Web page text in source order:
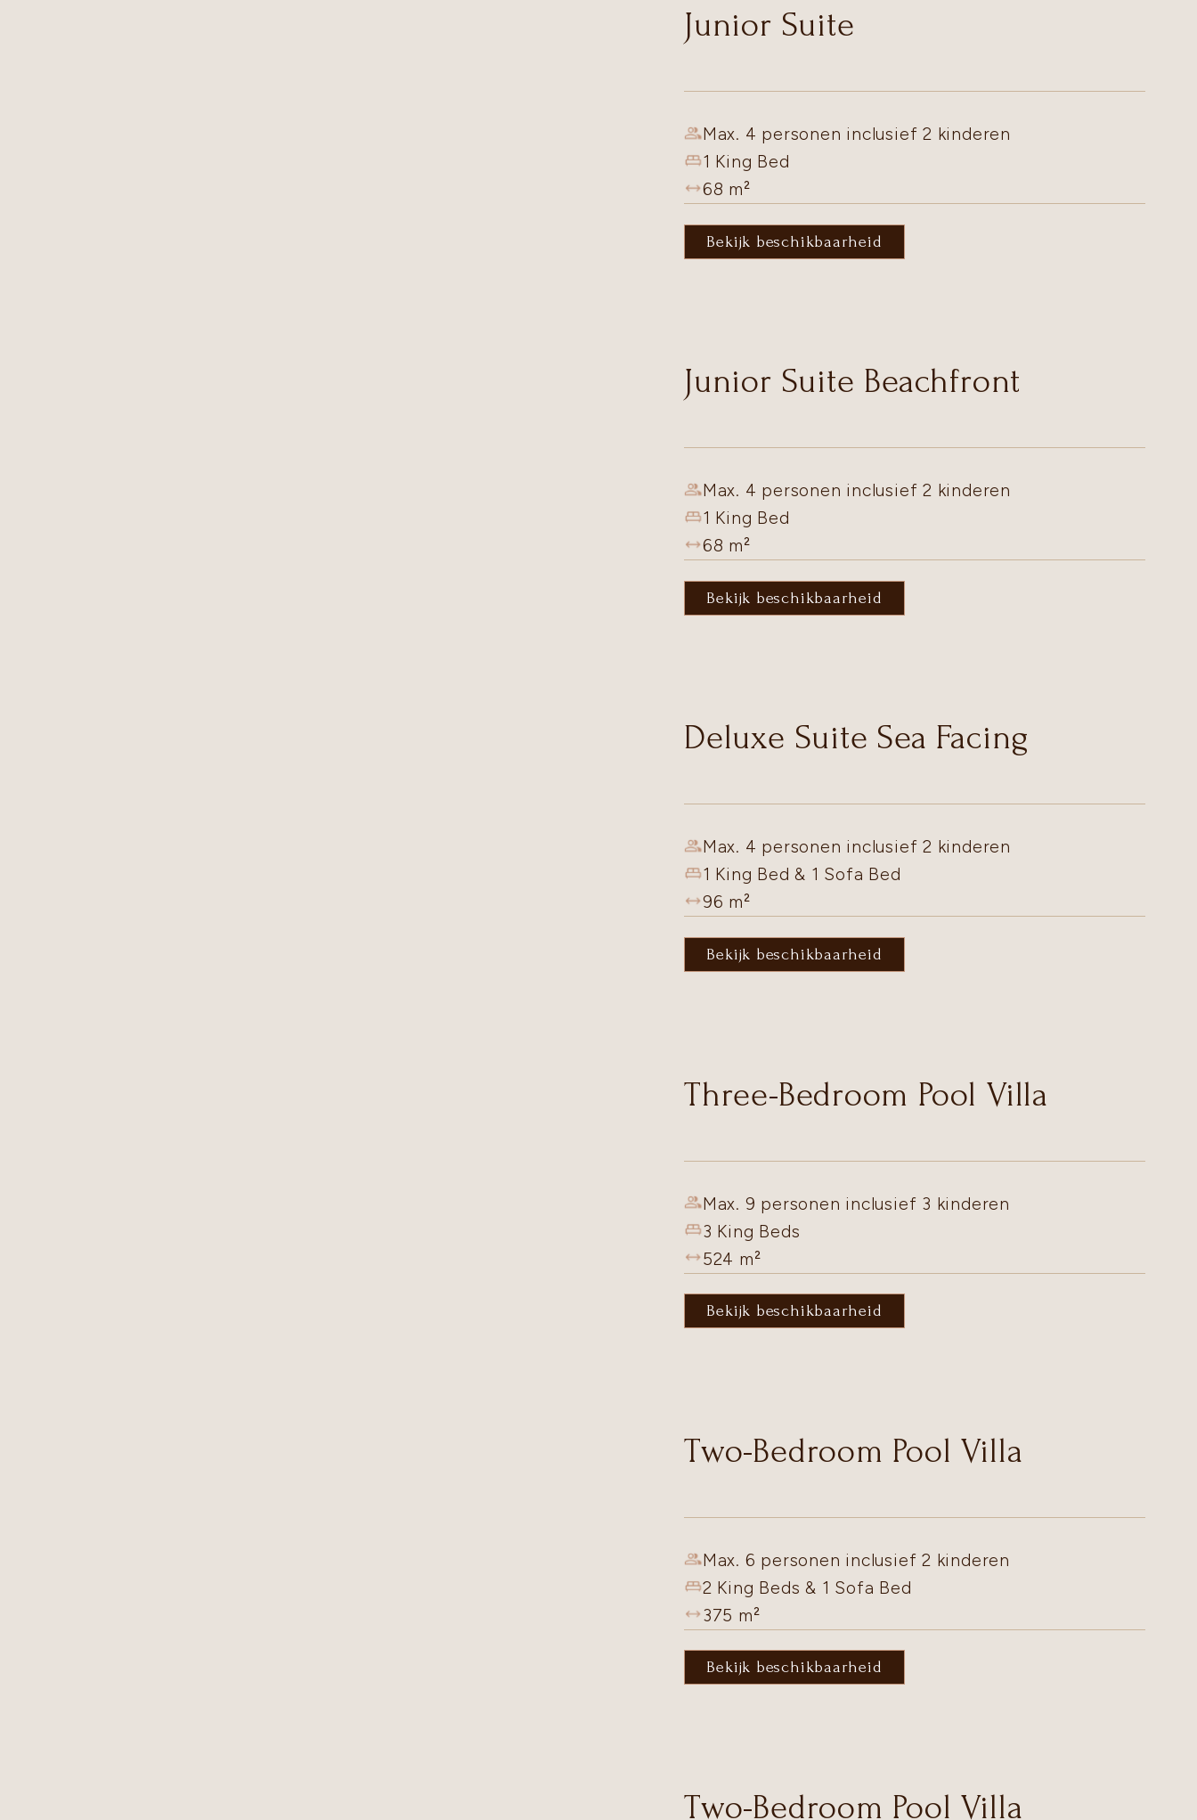
Junior Suite
Max. 4 personen inclusief 2 kinderen
1 King Bed
68 m²
Bekijk beschikbaarheid
Junior Suite Beachfront
Max. 4 personen inclusief 2 kinderen
1 King Bed
68 m²
Bekijk beschikbaarheid
Deluxe Suite Sea Facing
Max. 4 personen inclusief 2 kinderen
1 King Bed & 1 Sofa Bed
96 m²
Bekijk beschikbaarheid
Three-Bedroom Pool Villa
Max. 9 personen inclusief 3 kinderen
3 King Beds
524 m²
Bekijk beschikbaarheid
Two-Bedroom Pool Villa
Max. 6 personen inclusief 2 kinderen
2 King Beds & 1 Sofa Bed
375 m²
Bekijk beschikbaarheid
Two-Bedroom Pool Villa